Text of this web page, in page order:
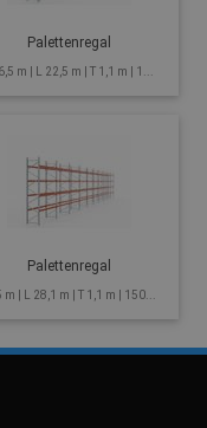
Palettenregal
m | L 22,5 m | T 1,1 m | 1...
Palettenregal
m | L 28,1 m | T 1,1 m | 150...